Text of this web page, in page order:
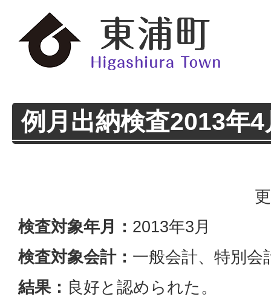
例月出納検査2013年
検査対象年月： 2013年3月
検査対象会計： 一般会計、特別会
結果： 良好と認められた。